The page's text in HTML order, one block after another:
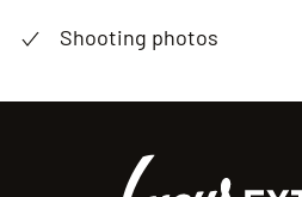
Shooting photos